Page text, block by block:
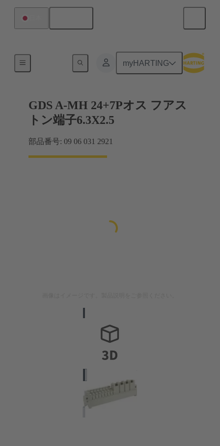
myHARTING
マザーボード ツー ドーターカード接続
GDS A-MH 24+7Pオス フアス
トン端子6.3X2.5
部品番号: 09 06 031 2921